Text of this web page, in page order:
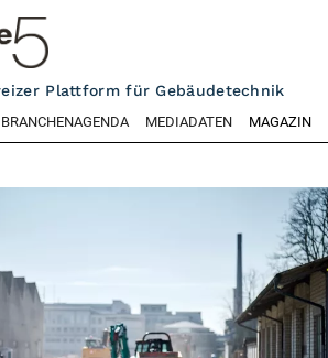
Plattform für Gebäudetechnik
BRANCHENAGENDA MEDIADATEN MAGAZIN